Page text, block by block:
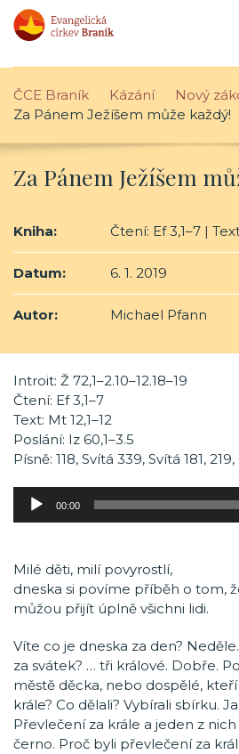
ČCE Braník Kázání Nový
Za Pánem Ježíšem může každý!
Za Pánem Ježíšem
Kniha: Čtení: Ef 3,1–7 |
Datum: 6. 1. 2019
Autor: Michael Pfann
Introit: Ž 72,1–2.10–12.18–19
Čtení: Ef 3,1–7
Text: Mt 12,1–12
Poslání: Iz 60,1–3.5
Písně: 118, Svítá 339, Svítá 181,
Audio
00:00
Milé děti, milí povyrostlí,
dneska si povíme příběh o tom,
můžou přijít úplně všichni lidi.
Víte co je dneska za den?
za svátek? … tři králové. Dobře.
městě děcka, nebo dospělé,
krále? Co dělali? Vybírali sbírku.
Převlečení za krále a jeden z
černo. Proč byli převlečení za